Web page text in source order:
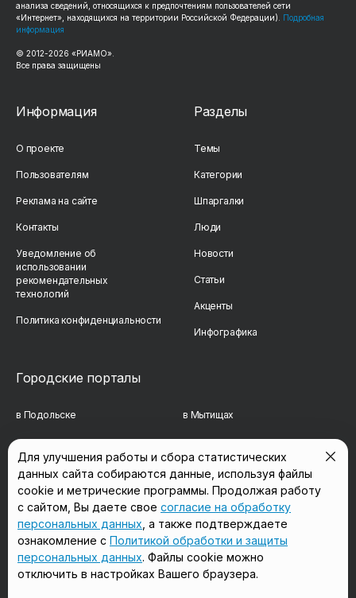
анализа сведений, относящихся к предпочтениям пользователей сети
«Интернет», находящихся на территории Российской Федерации). Подробная
информация
© 2012-2026 «РИАМО».
Все права защищены
Информация
О проекте
Пользователям
Реклама на сайте
Контакты
Уведомление об
использовании
рекомендательных
технологий
Политика конфиденциальности
Разделы
Темы
Категории
Шпаргалки
Люди
Новости
Статьи
Акценты
Инфографика
Городские порталы
в Подольске в Мытищах
в Сергиевом Посаде в Люберцах
в Красногорске в Королёве
в Домодедово в Щёлково
Мы в соцсетях
Для улучшения работы и сбора статистических
данных сайта собираются данные, используя файлы
cookie и метрические программы. Продолжая работу
с сайтом, Вы даете свое согласие на обработку
персональных данных , а также подтверждаете
ознакомление с Политикой обработки и защиты
персональных данных. Файлы cookie можно
отключить в настройках Вашего браузера.